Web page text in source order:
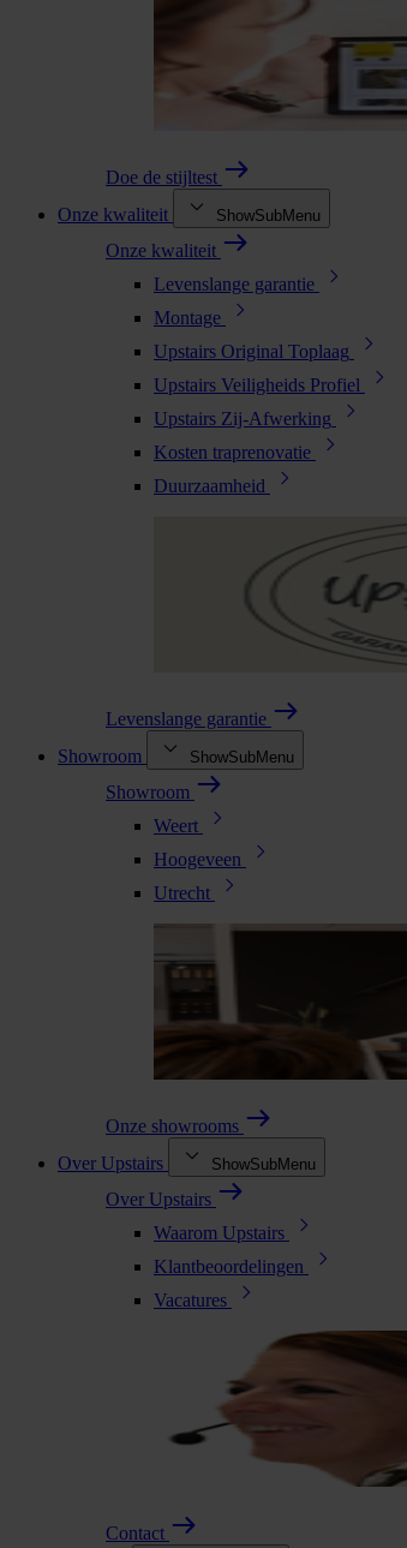
Doe de stijltest
Onze kwaliteit
ShowSubMenu
Onze kwaliteit
Levenslange garantie
Montage
Upstairs Original Toplaag
Upstairs Veiligheids Profiel
Upstairs Zij-Afwerking
Kosten traprenovatie
Duurzaamheid
Levenslange garantie
Showroom
ShowSubMenu
Showroom
Weert
Hoogeveen
Utrecht
Onze showrooms
Over Upstairs
ShowSubMenu
Over Upstairs
Waarom Upstairs
Klantbeoordelingen
Vacatures
Contact